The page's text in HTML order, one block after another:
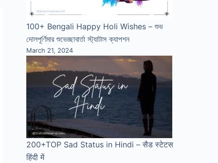
100+ Bengali Happy Holi Wishes – শুভ
দোলপূর্ণিমার শুভেচ্ছাবার্তা স্ট্যাটাস ক্যাপশন
March 21, 2024
200+TOP Sad Status in Hindi – सैड स्टेटस
हिंदी में